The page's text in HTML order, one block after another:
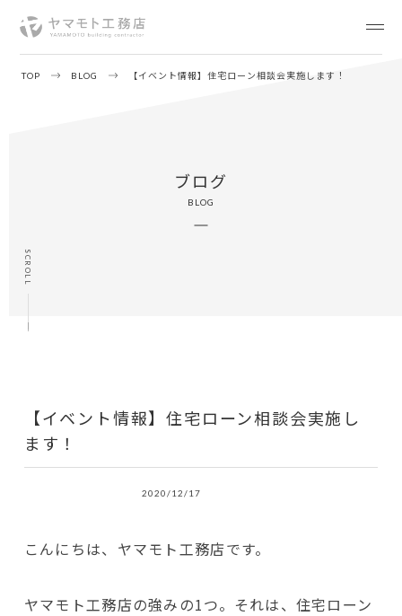
TOP BLOG 【イベント情報】住宅ローン相談会実施します！
SCROLL
ブログ
BLOG
【イベント情報】住宅ローン相談会実施し
ます！
2020/12/17
こんにちは、ヤマモト工務店です。
ヤマモト工務店の強みの1つ。それは、住宅ローン